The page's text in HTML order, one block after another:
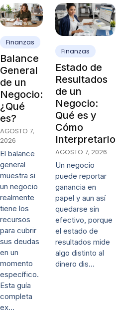
Finanzas
Balance
General
de un
Negocio:
¿Qué
es?
AGOSTO 7,
2026
El balance
general
muestra si
un negocio
realmente
tiene los
recursos
para cubrir
sus deudas
en un
momento
específico.
Esta guía
completa
ex…
Finanzas
Estado de
Resultados
de un
Negocio:
Qué es y
Cómo
Interpretarlo
AGOSTO 7, 2026
Un negocio
puede reportar
ganancia en
papel y aun así
quedarse sin
efectivo, porque
el estado de
resultados mide
algo distinto al
dinero dis…